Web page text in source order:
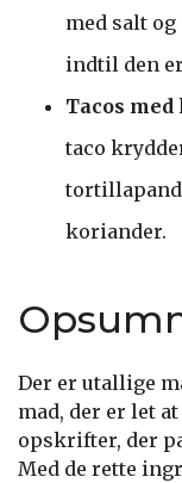
med salt
indtil den
Tacos
taco
koriander.
Der er utallige
mad, der er let
opskrifter, der
Med de rette